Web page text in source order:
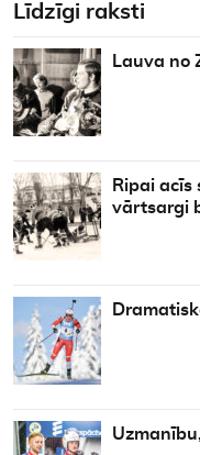
Līdzīgi raksti
Lauva no
Ripai
vārtsargi